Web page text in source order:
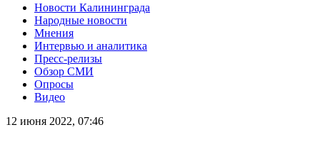
Новости Калининграда
Народные новости
Мнения
Интервью и аналитика
Пресс-релизы
Обзор СМИ
Опросы
Видео
12 июня 2022, 07:46